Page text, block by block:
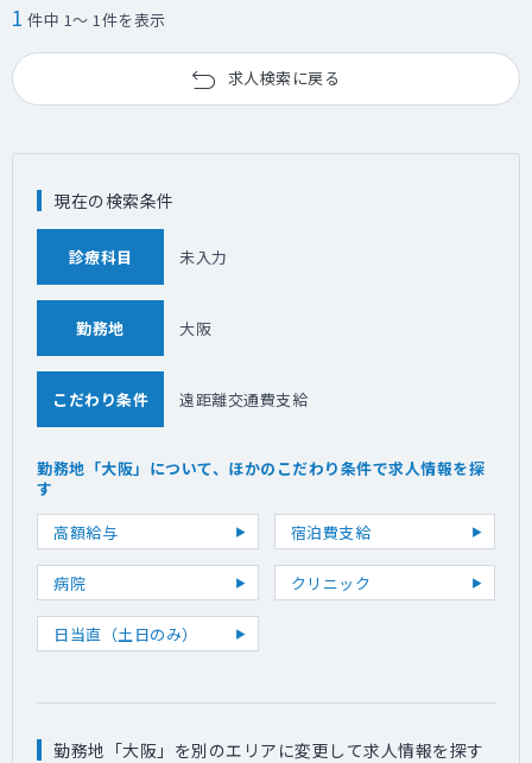
1 件中 1～ 1件を表示
求人検索に戻る
現在の検索条件
診療科目 未入力
勤務地 大阪
こだわり条件 遠距離交通費支給
勤務地「大阪」について、ほかのこだわり条件で求人情報を探
す
高額給与
宿泊費支給
病院 クリニック
日当直（土日のみ）
勤務地「大阪」を別のエリアに変更して求人情報を探す